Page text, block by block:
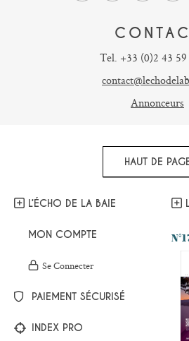
Tel. +33 (0)2 43 59
Annonceurs
HAUT DE
L’ÉCHO DE LA BAIE
MON COMPTE
Se Connecter
PAIEMENT SÉCURISÉ
INDEX PRO